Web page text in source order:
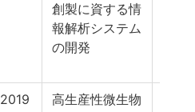
創製に資する情
報解析システム
の開発
2019
高生産性微生物